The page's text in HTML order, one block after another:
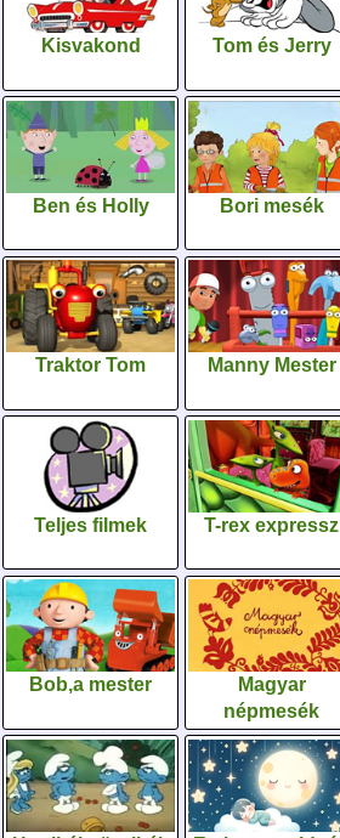
Kisvakond Tom és Jerry
Ben és Holly Bori mesék
Traktor Tom Manny Mester
Teljes filmek T-rex expressz
Bob,a mester
Magyar
népmesék